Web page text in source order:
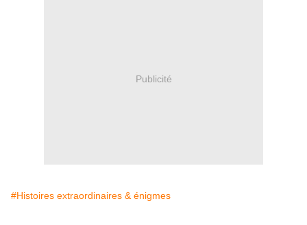
Publicité
#Histoires extraordinaires & énigmes